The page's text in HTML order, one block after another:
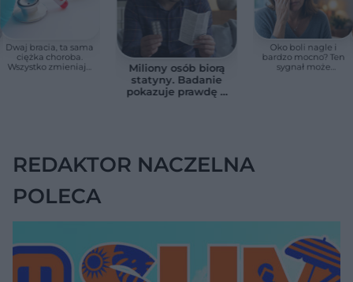
Dwaj bracia, ta sama
ciężka choroba.
Wszystko zmieniają
Miliony osób biorą
statyny. Badanie
pokazuje prawdę o
Oko boli nagle i
bardzo mocno? Ten
sygnał może
REDAKTOR NACZELNA
POLECA